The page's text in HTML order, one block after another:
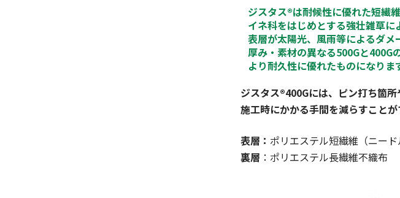
ジスタス®は耐候性に優れた短繊
イネ科をはじめとする強壮雑草に
表層が太陽光、風雨等によるダメ
厚み・素材の異なる500Gと400G
より耐久性に優れたものになりま
ジスタス®400Gには、ピン打ち箇
施工時にかかる手間を減らすことが
表層： ポリエステル短繊維（ニード
裏層 ：ポリエステル長繊維不織布